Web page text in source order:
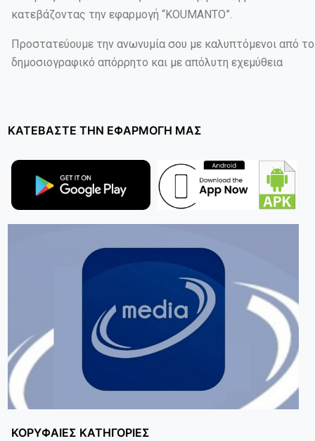
κατεβάζοντας την εφαρμογή “KOUMANTO”.
Προστατεύουμε την ανωνυμία σου με καλυπτόμενοι από το
δημοσιογραφικό απόρρητο και με απόλυτη εχεμύθεια
ΚΑΤΕΒΑΣΤΕ ΤΗΝ ΕΦΑΡΜΟΓΗ ΜΑΣ
ΚΟΡΥΦΑΙΕΣ ΚΑΤΗΓΟΡΙΕΣ